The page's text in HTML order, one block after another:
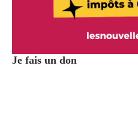
Je fais un don